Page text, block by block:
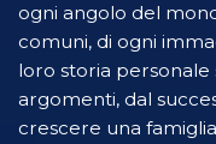
ogni angolo del
comuni, di ogni
loro storia personale
argomenti, dal
crescere una